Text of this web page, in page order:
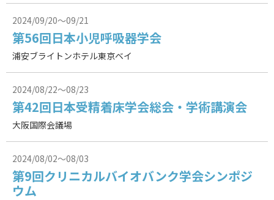
2024/09/20～09/21
第56回日本小児呼吸器学会
浦安ブライトンホテル東京ベイ
2024/08/22～08/23
第42回日本受精着床学会総会・学術講演会
大阪国際会議場
2024/08/02～08/03
第9回クリニカルバイオバンク学会シンポジ
ウム